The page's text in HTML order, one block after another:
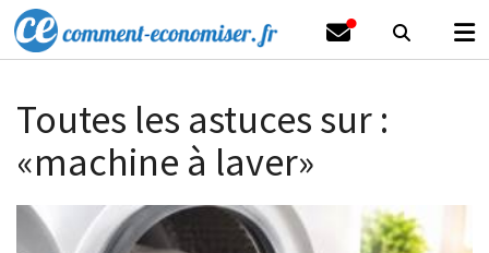
Toutes les astuces sur :
«machine à laver»